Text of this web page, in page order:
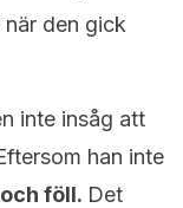
den gick
inte insåg att
han inte
föll. Det